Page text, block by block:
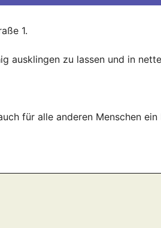
1.
ausklingen zu lassen und in
für alle anderen Menschen ein